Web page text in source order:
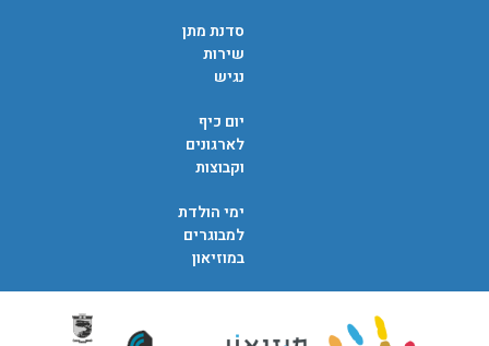
סדנת מתן
שירות
נגיש
יום כיף
לארגונים
וקבוצות
ימי הולדת
למבוגרים
במוזיאון